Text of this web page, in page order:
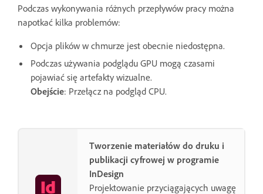
Podczas wykonywania różnych przepływów pracy można
napotkać kilka problemów:
Opcja plików w chmurze jest obecnie niedostępna.
Podczas używania podglądu GPU mogą czasami
pojawiać się artefakty wizualne.
Obejście: Przełącz na podgląd CPU.
Tworzenie materiałów do druku i
publikacji cyfrowej w programie
InDesign
Projektowanie przyciągających uwagę